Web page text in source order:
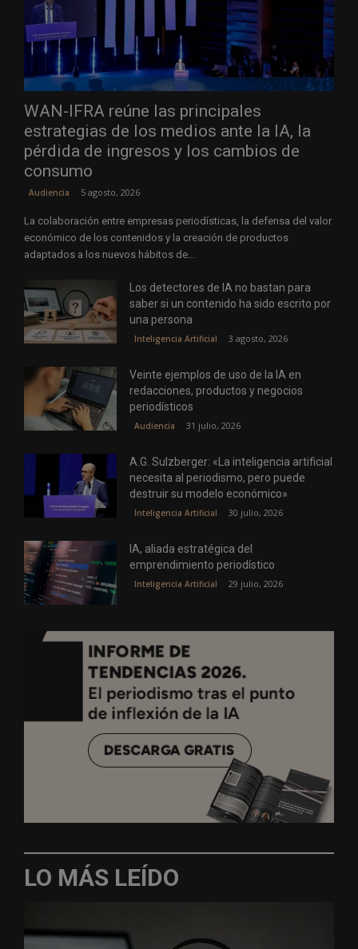
WAN-IFRA reúne las principales
estrategias de los medios ante la IA, la
pérdida de ingresos y los cambios de
consumo
Audiencia 5 agosto, 2026
La colaboración entre empresas periodísticas, la defensa del valor
económico de los contenidos y la creación de productos
adaptados a los nuevos hábitos de...
Los detectores de IA no bastan para
saber si un contenido ha sido escrito por
una persona
Inteligencia Artificial 3 agosto, 2026
Veinte ejemplos de uso de la IA en
redacciones, productos y negocios
periodísticos
Audiencia 31 julio, 2026
A.G. Sulzberger: «La inteligencia artificial
necesita al periodismo, pero puede
destruir su modelo económico»
Inteligencia Artificial 30 julio, 2026
IA, aliada estratégica del
emprendimiento periodístico
Inteligencia Artificial 29 julio, 2026
LO MÁS LEÍDO